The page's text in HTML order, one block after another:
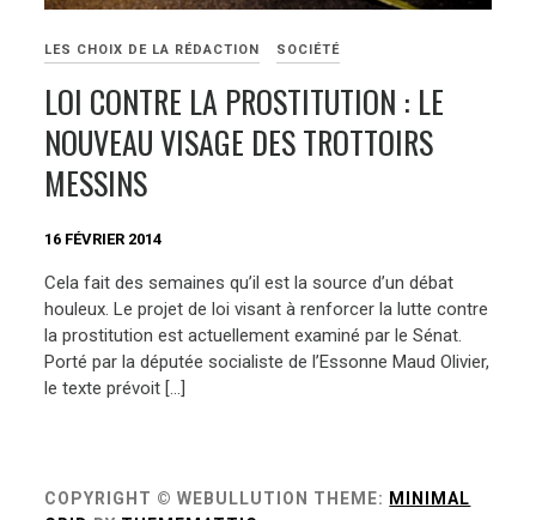
LES CHOIX DE LA RÉDACTION SOCIÉTÉ
LOI CONTRE LA PROSTITUTION : LE
NOUVEAU VISAGE DES TROTTOIRS
MESSINS
16 FÉVRIER 2014
Cela fait des semaines qu’il est la source d’un débat
houleux. Le projet de loi visant à renforcer la lutte contre
la prostitution est actuellement examiné par le Sénat.
Porté par la députée socialiste de l’Essonne Maud Olivier,
le texte prévoit […]
COPYRIGHT © WEBULLUTION THEME: MINIMAL